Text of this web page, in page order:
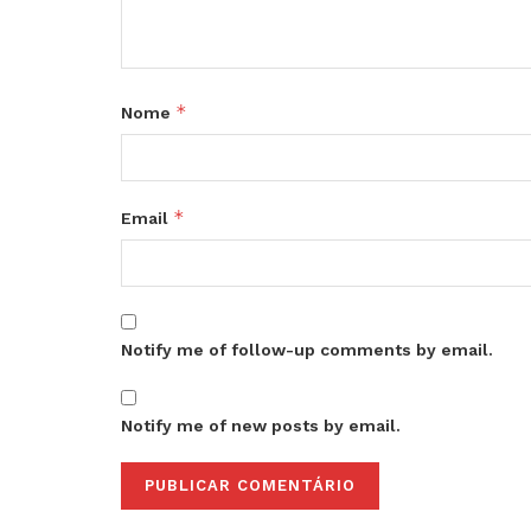
Nome *
Email *
Notify me of follow-up comments by email.
Notify me of new posts by email.